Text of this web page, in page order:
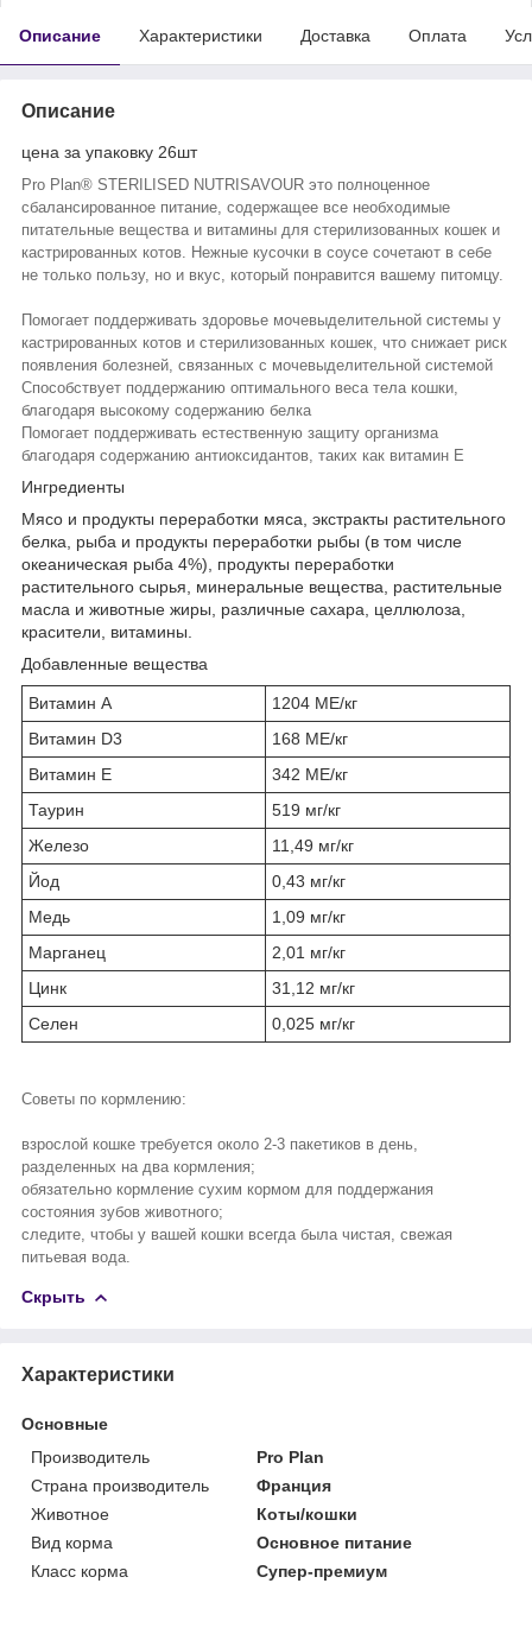
Описание Характеристики Доставка Оплата
Описание
цена за упаковку 26шт
Pro Plan®​ STERILISED NUTRISAVOUR это полноценное
сбалансированное питание, содержащее все необходимые
питательные вещества и витамины для стерилизованных кошек и
кастрированных котов. Нежные кусочки в соусе сочетают в себе
не только пользу, но и вкус, который понравится вашему питомцу.
Помогает поддерживать здоровье мочевыделительной системы у
кастрированных котов и стерилизованных кошек, что снижает риск
появления болезней, связанных с мочевыделительной системой
Способствует поддержанию оптимального веса тела кошки,
благодаря высокому содержанию белка
Помогает поддерживать естественную защиту организма
благодаря содержанию антиоксидантов, таких как витамин Е
Ингредиенты
Мясо и продукты переработки мяса, экстракты растительного
белка, рыба и продукты переработки рыбы (в том числе
океаническая рыба 4%), продукты переработки
растительного сырья, минеральные вещества, растительные
масла и животные жиры, различные сахара, целлюлоза,
красители, витамины.
Добавленные вещества
Витамин А
1204 МЕ/кг
Витамин D3
168 МЕ/кг
Витамин Е
342 МЕ/кг
Таурин
519 мг/кг
Железо
11,49 мг/кг
Йод
0,43 мг/кг
Медь
1,09 мг/кг
Марганец
2,01 мг/кг
Цинк
31,12 мг/кг
Селен
0,025 мг/кг
Советы по кормлению:
взрослой кошке требуется около 2-3 пакетиков в день,
разделенных на два кормления;
обязательно кормление сухим кормом для поддержания
состояния зубов животного;
следите, чтобы у вашей кошки всегда была чистая, свежая
питьевая вода.
Скрыть
Характеристики
Основные
Производитель
Pro Plan
Страна производитель
Франция
Животное
Коты/кошки
Вид корма
Основное питание
Класс корма
Супер-премиум